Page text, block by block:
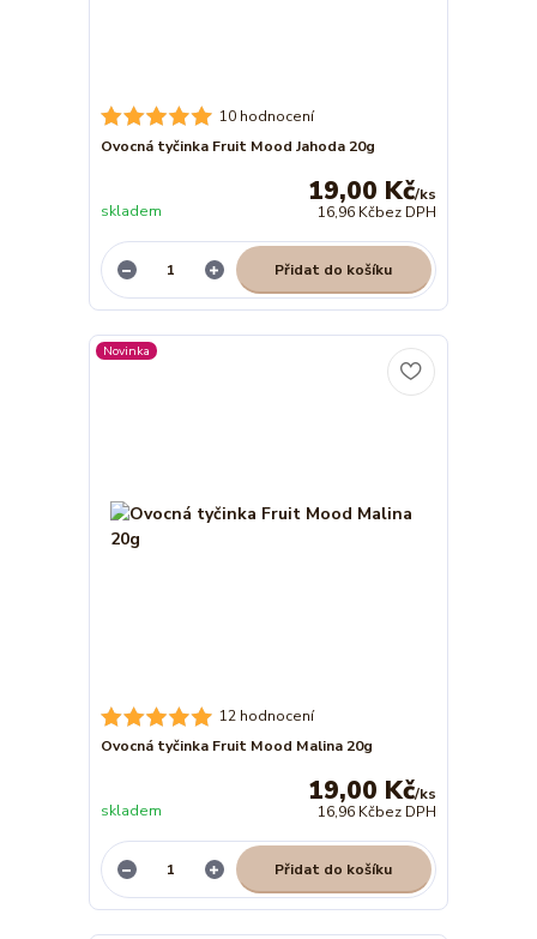
10 hodnocení
Ovocná tyčinka Fruit Mood Jahoda 20g
19,00 Kč/ks
16,96 Kčbez DPH
skladem
Přidat do košíku
Novinka
12 hodnocení
Ovocná tyčinka Fruit Mood Malina 20g
19,00 Kč/ks
16,96 Kčbez DPH
skladem
Přidat do košíku